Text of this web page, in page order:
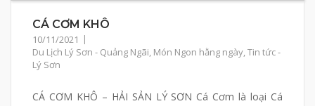
CÁ CƠM KHÔ
10/11/2021
Du Lịch Lý Sơn - Quảng Ngãi, Món Ngon hằng ngày,Tin tức -
Lý Sơn
CÁ CƠM KHÔ – HẢI SẢN LÝ SƠN Cá Cơm là loại Cá